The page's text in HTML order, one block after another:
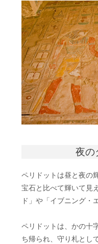
夜の
ペリドットは昼と夜の
宝石と比べて輝いて見
ド」や「イブニング・
ペリドットは、かの十
ち帰られ、守り札とし